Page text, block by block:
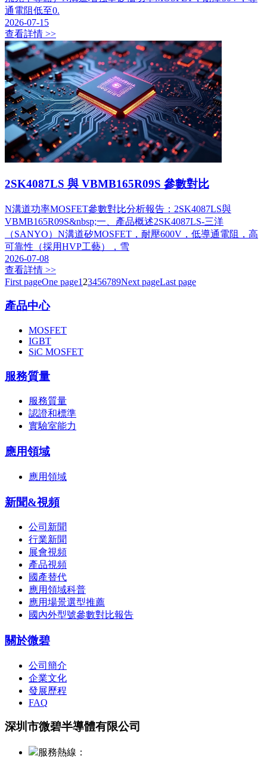
通電阻低至0.
2026-07-15
查看詳情 >>
2SK4087LS 與 VBMB165R09S 參數對比
N溝道功率MOSFET參數對比分析報告：2SK4087LS與
VBMB165R09S&nbsp;一、產品概述2SK4087LS-三洋
（SANYO）N溝道矽MOSFET，耐壓600V，低導通電阻，高
可靠性（採用HVP工藝），雪
2026-07-08
查看詳情 >>
First pageOne page1 23456789Next pageLast page
產品中心
MOSFET
IGBT
SiC MOSFET
服務質量
服務質量
認證和標準
實驗室能力
應用領域
應用領域
新聞&視頻
公司新聞
行業新聞
展會視頻
產品視頻
國產替代
應用領域科普
應用場景選型推薦
國內外型號參數對比報告
關於微碧
公司簡介
企業文化
發展歷程
FAQ
深圳市微碧半導體有限公司
服務熱線：